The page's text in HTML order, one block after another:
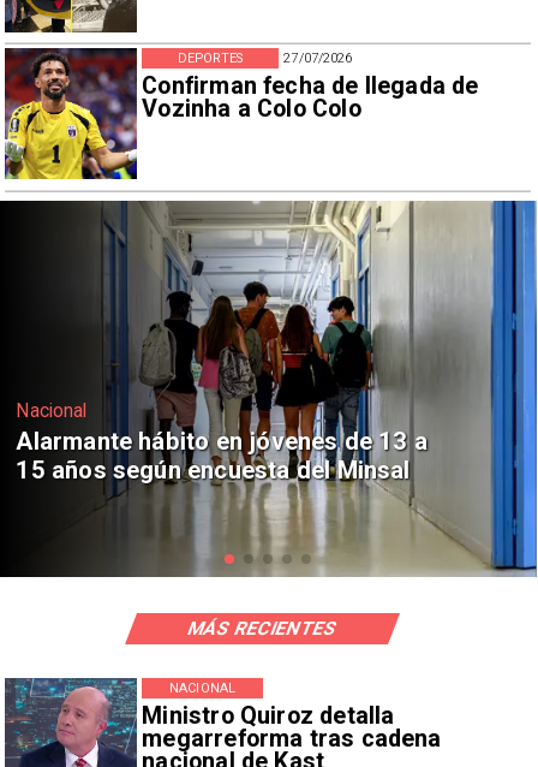
27/07/2026
Confirman fecha de llegada de
Vozinha a Colo Colo
DEPORTES
Regiones
Aprueban creación del Parque
Sebastián Piñera con inversión de $4
mil millones
Ministro Quiroz detalla
megarreforma tras cadena
nacional de Kast
NACIONAL
MÁS RECIENTES